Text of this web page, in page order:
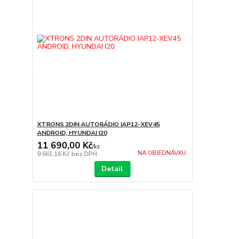
XTRONS 2DIN AUTORÁDIO IAP12-XEV45
ANDROID, HYUNDAI I20
11 690,00 Kč/ks
9 661,16 Kč bez DPH NA OBJEDNÁVKU
Detail